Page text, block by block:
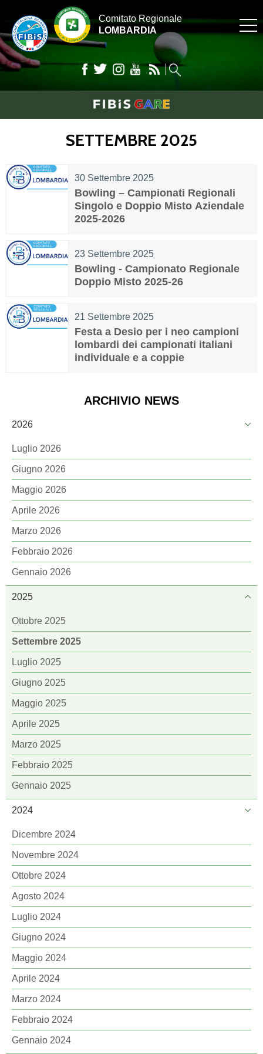
Comitato Regionale
LOMBARDIA
SETTEMBRE 2025
30 Settembre 2025
Bowling – Campionati Regionali
Singolo e Doppio Misto Aziendale
2025-2026
23 Settembre 2025
Bowling - Campionato Regionale
Doppio Misto 2025-26
21 Settembre 2025
Festa a Desio per i neo campioni
lombardi dei campionati italiani
individuale e a coppie
ARCHIVIO NEWS
2026
Luglio 2026
Giugno 2026
Maggio 2026
Aprile 2026
Marzo 2026
Febbraio 2026
Gennaio 2026
2025
Ottobre 2025
Settembre 2025
Luglio 2025
Giugno 2025
Maggio 2025
Aprile 2025
Marzo 2025
Febbraio 2025
Gennaio 2025
2024
Dicembre 2024
Novembre 2024
Ottobre 2024
Agosto 2024
Luglio 2024
Giugno 2024
Maggio 2024
Aprile 2024
Marzo 2024
Febbraio 2024
Gennaio 2024